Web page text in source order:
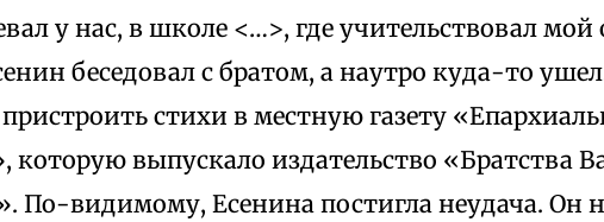
у нас, в школе <…>, где учительствовал мой
беседовал с братом, а наутро куда-то
стихи в местную газету
которую выпускало издательство «Братства
По-видимому, Есенина постигла неудача. Он